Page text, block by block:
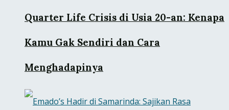
Quarter Life Crisis di Usia 20-an: Kenapa
Kamu Gak Sendiri dan Cara
Menghadapinya